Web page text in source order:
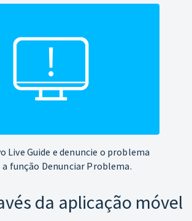
Live Guide e denuncie o problema
a função Denunciar Problema.
da aplicação móvel